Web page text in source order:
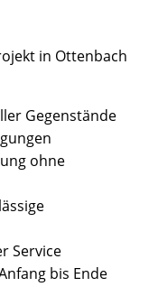
in Ottenbach
Gegenstände
ohne
Service
bis Ende